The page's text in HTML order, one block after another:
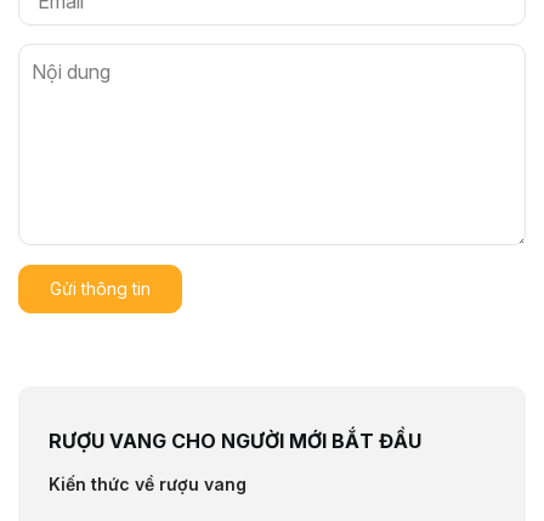
Gửi thông tin
RƯỢU VANG CHO NGƯỜI MỚI BẮT ĐẦU
Kiến thức về rượu vang